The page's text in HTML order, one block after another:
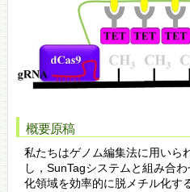
概要原稿
私たちはゲノム編集法に用いら
し，SunTagシステムと組み合
化領域を効率的に脱メチル化す